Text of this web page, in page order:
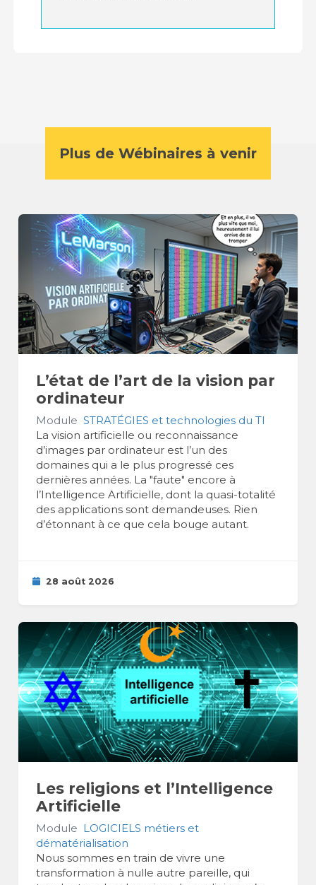
Plus de Wébinaires à venir
L’état de l’art de la vision par
ordinateur
Module STRATÉGIES et technologies du TI
La vision artificielle ou reconnaissance
d’images par ordinateur est l’un des
domaines qui a le plus progressé ces
dernières années. La "faute" encore à
l’Intelligence Artificielle, dont la quasi-totalité
des applications sont demandeuses. Rien
d’étonnant à ce que cela bouge autant.
28 août 2026
Les religions et l’Intelligence
Artificielle
Module LOGICIELS métiers et
dématérialisation
Nous sommes en train de vivre une
transformation à nulle autre pareille, qui